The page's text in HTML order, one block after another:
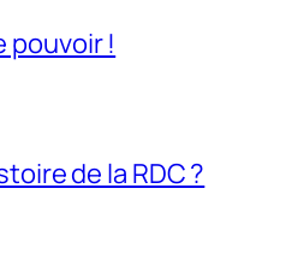
pouvoir !
de la RDC ?